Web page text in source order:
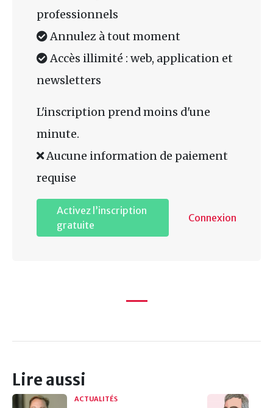
professionnels
Annulez à tout moment
Accès illimité : web, application et
newsletters
L'inscription prend moins d'une
minute.
Aucune information de paiement
requise
Activez l’inscription
gratuite
Connexion
Lire aussi
ACTUALITÉS